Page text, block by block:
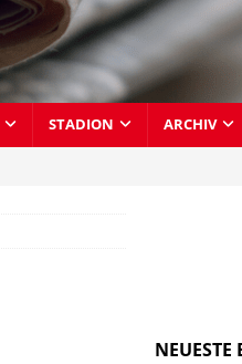
STADION ARCHIV
NEUESTE